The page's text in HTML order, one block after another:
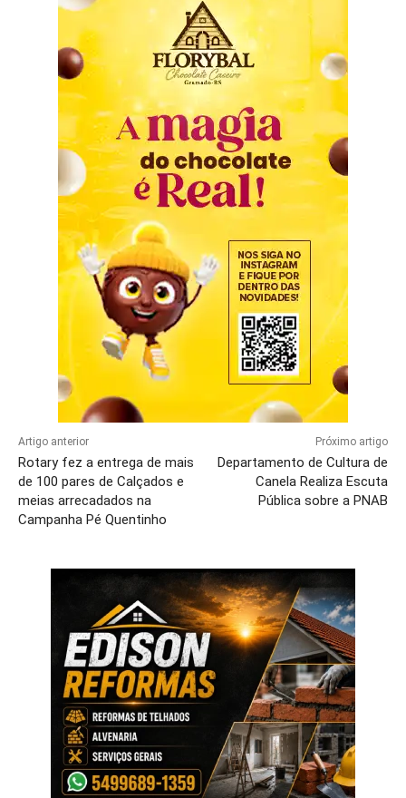
Artigo anterior
Rotary fez a entrega de mais
de 100 pares de Calçados e
meias arrecadados na
Campanha Pé Quentinho
Próximo artigo
Departamento de Cultura de
Canela Realiza Escuta
Pública sobre a PNAB